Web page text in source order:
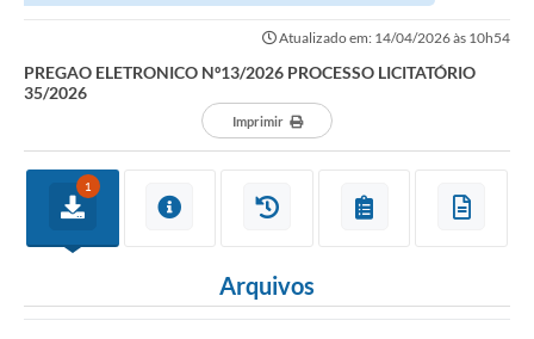
Atualizado em: 14/04/2026 às 10h54
PREGAO ELETRONICO Nº13/2026 PROCESSO LICITATÓRIO
35/2026
Imprimir
1
Arquivos